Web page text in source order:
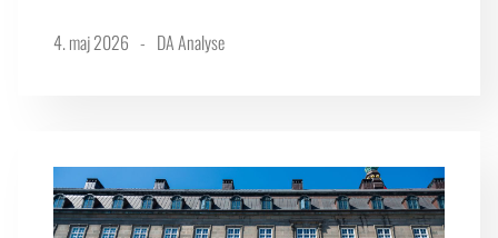
4. maj 2026 DA Analyse